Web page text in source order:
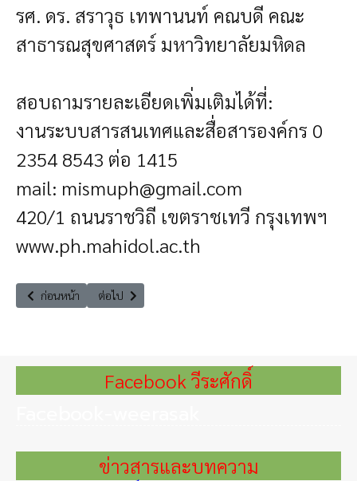
รศ. ดร. สราวุธ เทพานนท์ คณบดี คณะ
สาธารณสุขศาสตร์ มหาวิทยาลัยมหิดล
สอบถามรายละเอียดเพิ่มเติมได้ที่:
งานระบบสารสนเทศและสื่อสารองค์กร 0
2354 8543 ต่อ 1415
mail: mismuph@gmail.com
420/1 ถนนราชวิถี เขตราชเทวี กรุงเทพฯ
www.ph.mahidol.ac.th
เนื้อหาก่อนหน้า: ประกาศ กกต. เรื่อง จำนวน ส.ส. แบบแบ่งเขตเลือกตั้ง ปี
ก่อนหน้า เนื้อหาถัดไป: สัมมนาวิชาการ“SMART HUMAN ฝ่าวิกฤต พิ
ต่อไป
Facebook วีระศักดิ์
ข่าวสารและบทความ